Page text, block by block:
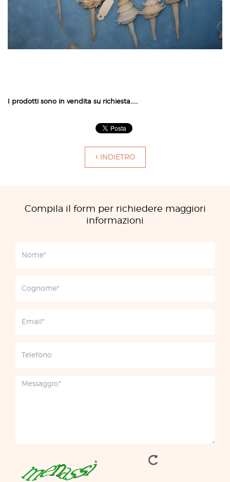
I prodotti sono in vendita su richiesta.....
INDIETRO
Compila il form per richiedere maggiori
informazioni